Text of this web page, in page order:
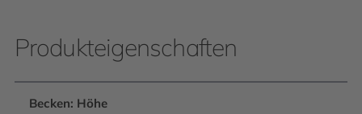
Produkteigenschaften
Becken: Höhe